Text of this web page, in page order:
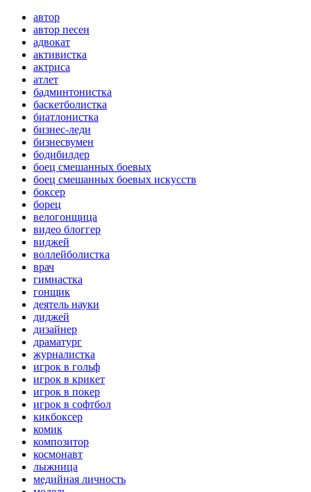
автор
автор песен
адвокат
активистка
актриса
атлет
бадминтонистка
баскетболистка
биатлонистка
бизнес-леди
бизнесвумен
бодибилдер
боец смешанных боевых
боец смешанных боевых искусств
боксер
борец
велогонщица
видео блоггер
виджей
воллейболистка
врач
гимнастка
гонщик
деятель науки
диджей
дизайнер
драматург
журналистка
игрок в гольф
игрок в крикет
игрок в покер
игрок в софтбол
кикбоксер
комик
композитор
космонавт
лыжница
медийная личность